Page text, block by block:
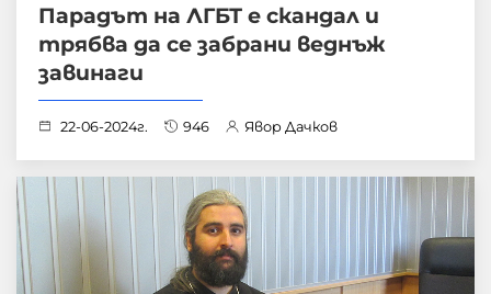
Парадът на ЛГБТ е скандал и
трябва да се забрани веднъж
завинаги
22-06-2024г. 946 Явор Дачков